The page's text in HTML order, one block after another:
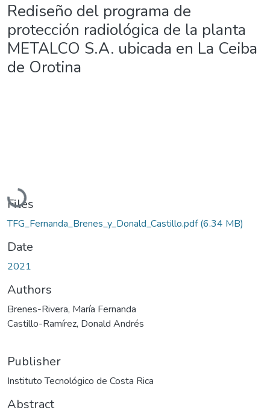
Rediseño del programa de
protección radiológica de la planta
METALCO S.A. ubicada en La Ceiba
de Orotina
Loading...
Files
TFG_Fernanda_Brenes_y_Donald_Castillo.pdf(6.34 MB)
Date
2021
Authors
Brenes-Rivera, María Fernanda
Castillo-Ramírez, Donald Andrés
Publisher
Instituto Tecnológico de Costa Rica
Abstract